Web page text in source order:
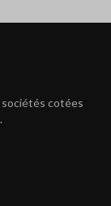
cotées